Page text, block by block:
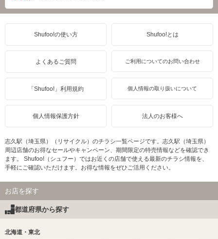
Shufoo!の使い方 Shufoo!とは
よくあるご質問 ご利用についてのお問い合わせ
「Shufoo!」利用規約 個人情報の取り扱いについて
個人情報保護方針 法人のお客様へ
志久駅（埼玉県）（リサイクル）のチラシ一覧ページです。志久駅（埼玉県）
周辺店舗のお得なセールやキャンペーン、期間限定の特売情報などを確認でき
ます。 Shufoo!（シュフー）ではお近くの店舗で使える最新のチラシ情報を、
手軽にご確認いただけます。お得な情報をぜひご活用ください。
お店を探す
都道府県から探す
北海道・東北